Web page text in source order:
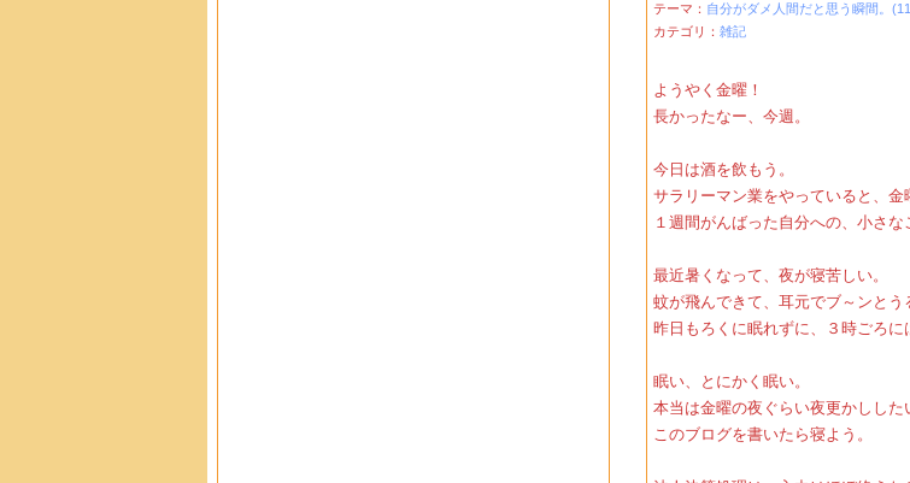
テーマ： 自分がダメ人間だと思う瞬間。
カテゴリ：雑記
ようやく金曜！
長かったなー、今週。
今日は酒を飲もう。
サラリーマン業をやっていると、金
１週間がんばった自分への、小さな
最近暑くなって、夜が寝苦しい。
蚊が飛んできて、耳元でブ～ンとう
昨日もろくに眠れずに、３時ごろに
眠い、とにかく眠い。
本当は金曜の夜ぐらい夜更かしした
このブログを書いたら寝よう。